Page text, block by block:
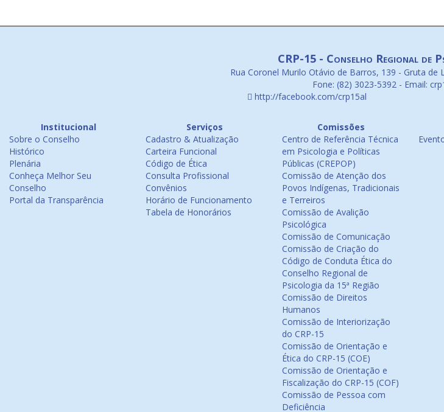
CRP-15 - Conselho Regional de
Rua Coronel Murilo Otávio de Barros, 139 - Gruta de
Fone: (82) 3023-5392 - Email:
http://facebook.com/crp15al
Institucional
Sobre o Conselho
Histórico
Plenária
Conheça Melhor Seu
Conselho
Portal da Transparência
Serviços
Cadastro & Atualização
Carteira Funcional
Código de Ética
Consulta Profissional
Convênios
Horário de Funcionamento
Tabela de Honorários
Comissões
Centro de Referência Técnica
em Psicologia e Políticas
Públicas (CREPOP)
Comissão de Atenção dos
Povos Indígenas, Tradicionais
e Terreiros
Comissão de Avalição
Psicológica
Comissão de Comunicação
Comissão de Criação do
Código de Conduta Ética do
Conselho Regional de
Psicologia da 15ª Região
Comissão de Direitos
Humanos
Comissão de Interiorização
do CRP-15
Comissão de Orientação e
Ética do CRP-15 (COE)
Comissão de Orientação e
Fiscalização do CRP-15 (COF)
Comissão de Pessoa com
Deficiência